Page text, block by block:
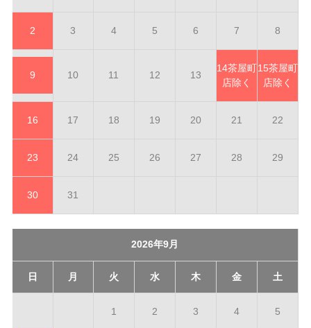
2 3 4 5 6 7 8
9 10 11 12 13
14茶屋町
店除く
15茶屋町
店除く
16 17 18 19 20 21 22
23 24 25 26 27 28 29
30 31
2026年9月
日 月 火 水 木 金 土
1 2 3 4 5